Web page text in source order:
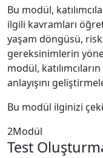
Bu modül,
ilgili kavramları
yaşam döngüsü,
gereksinimlerin
modül,
anlayışını
Bu modül ilginizi
2Modül
Test